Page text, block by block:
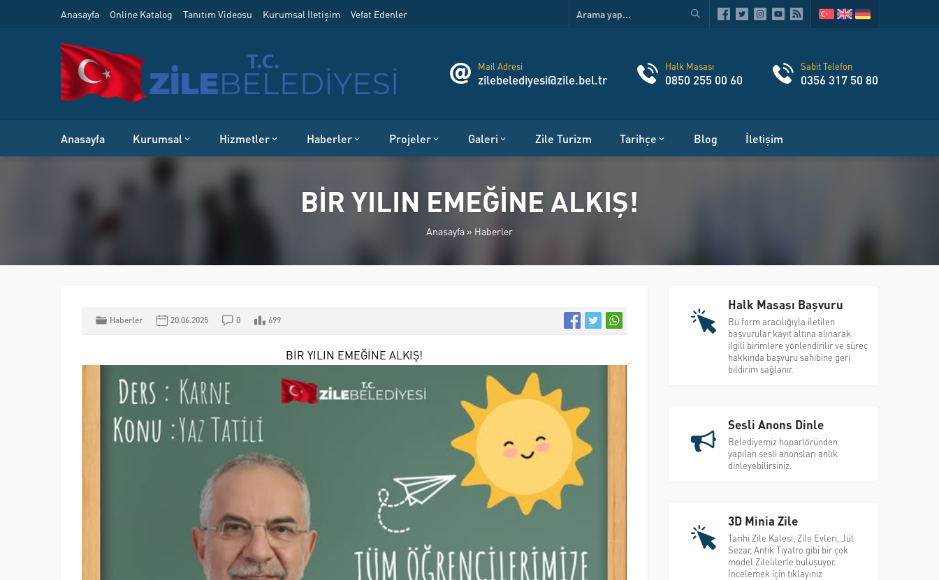
Anasayfa Online Katalog Tanıtım Videosu Kurumsal İletişim Vefat Edenler
Mail Adresi
zilebelediyesi@zile.bel.tr
Halk Masası
0850 255 00 60
Sabit Telefon
0356 317 50 80
Anasayfa Kurumsal Hizmetler Haberler Projeler Galeri Zile Turizm Tarihçe Blog İletişim
BİR YILIN EMEĞİNE ALKIŞ!
Anasayfa » Haberler
Haberler 20.06.2025 0 699
BİR YILIN EMEĞİNE ALKIŞ!
Halk Masası Başvuru
Bu form aracılığıyla iletilen
başvurular kayıt altına alınarak
ilgili birimlere yönlendirilir ve süreç
hakkında başvuru sahibine geri
bildirim sağlanır.
Sesli Anons Dinle
Belediyemiz hoparlöründen
yapılan sesli anonsları anlık
dinleyebilirsiniz.
3D Minia Zile
Tarihi Zile Kalesi, Zile Evleri, Jül
Sezar, Antik Tiyatro gibi bir çok
model Zilelilerle buluşuyor.
İncelemek için tıklayınız